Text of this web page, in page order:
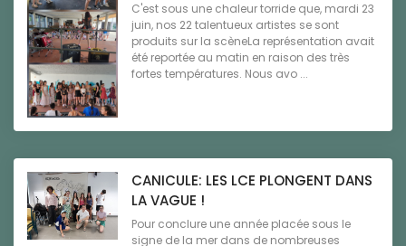
C'est sous une chaleur torride que, mardi 23
juin, nos 22 talentueux artistes se sont
produits sur la scèneLa représentation avait
été reportée au matin en raison des très
fortes températures. Nous avo ...
CANICULE: LES LCE PLONGENT DANS
LA VAGUE !
Pour conclure une année placée sous le
signe de la mer dans de nombreuses